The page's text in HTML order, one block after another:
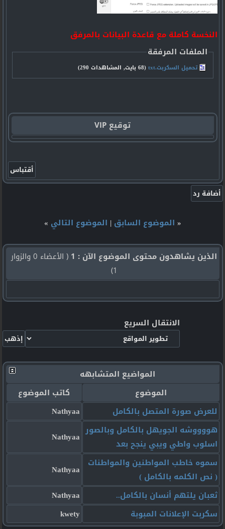
النخسة كاملة مع قاعدة البيانات بالمرفق
الملفات المرفقة
تحميل السكربت.txt‏ (68 بايت, المشاهدات 290)
توقيع VIP
« الموضوع السابق | الموضوع التالي »
الذين يشاهدون محتوى الموضوع الآن : 1
( الأعضاء 0 والزوار
1)
الانتقال السريع
المواضيع المتشابهه
الموضوع
كاتب الموضوع
للعرض صورة المتصل بالكامل
Nathyaa
هووووشه الجويهل بالكامل وبالصور
اسلوب واطي ويبي ينجح بعد
Nathyaa
سموه خاطب المواطنين والمواطنات
( نص الكلمه بالكامل )
Nathyaa
ثعبان يلتهم أنسان بالكامل..
Nathyaa
سكربت الإعلانات المبوبة
kwety